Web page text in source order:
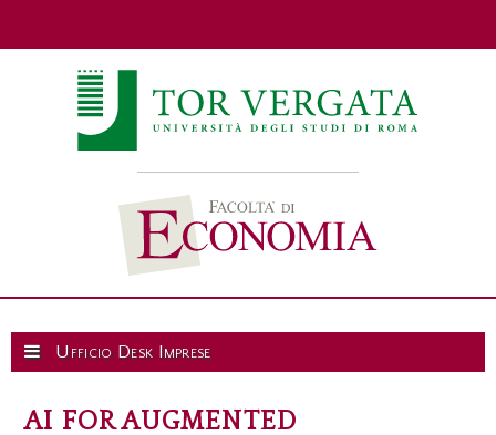
AI FOR AUGMENTED
Ufficio Desk Imprese